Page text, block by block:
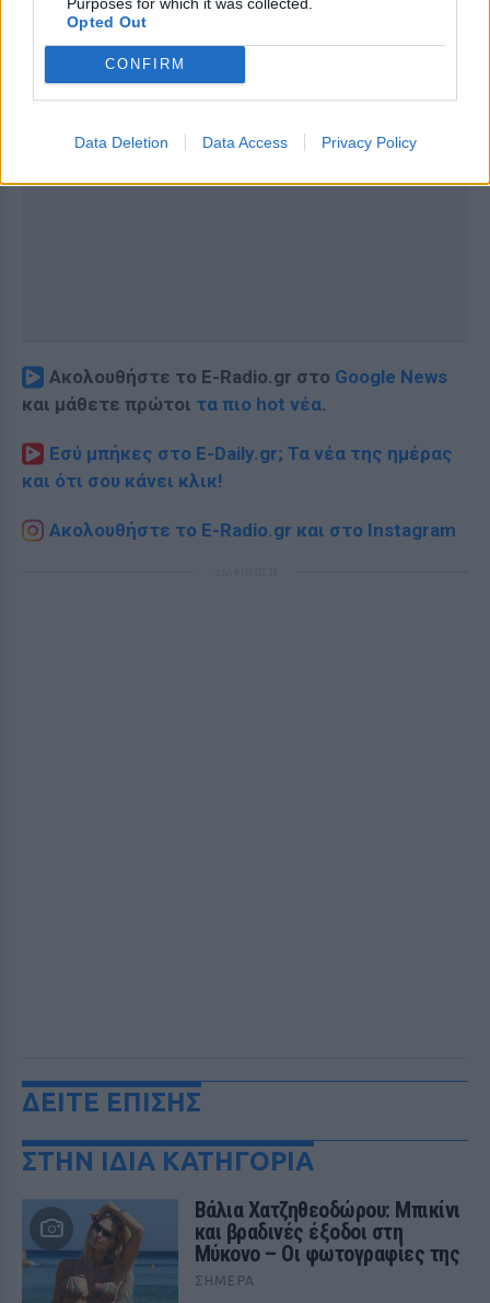
Opted Out
CONFIRM
Data Deletion Data Access Privacy Policy
Ακολουθήστε το E-Radio.gr στο Google News
και μάθετε πρώτοι τα πιο hot νέα.
Εσύ μπήκες στο E-Daily.gr; Τα νέα της ημέρας
και ότι σου κάνει κλικ!
Ακολουθήστε το E-Radio.gr και στο Instagram
ΔΕΙΤΕ ΕΠΙΣΗΣ
ΣΤΗΝ ΙΔΙΑ ΚΑΤΗΓΟΡΙΑ
Βάλια Χατζηθεοδώρου: Μπικίνι
και βραδινές έξοδοι στη
Μύκονο – Οι φωτογραφίες της
ΣΉΜΕΡΑ